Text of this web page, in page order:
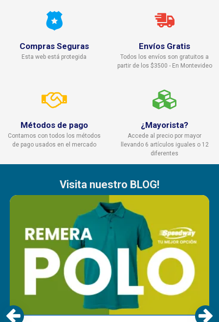
Compras Seguras
Esta web está protegida
Envíos Gratis
Todos los envíos son gratuitos a
partir de los $3500 - En Montevideo
Métodos de pago
Contamos con todos los métodos
de pago usados en el mercado
¿Mayorista?
Accede al precio por mayor
llevando 6 artículos iguales o 12
diferentes
Visita nuestro BLOG!